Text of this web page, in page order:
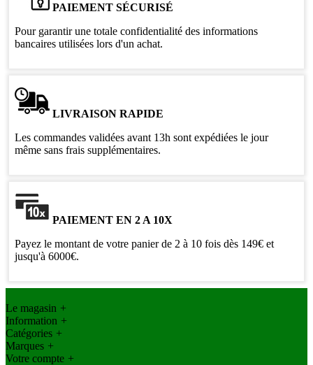
PAIEMENT SÉCURISÉ
Pour garantir une totale confidentialité des informations
bancaires utilisées lors d'un achat.
LIVRAISON RAPIDE
Les commandes validées avant 13h sont expédiées le jour
même sans frais supplémentaires.
PAIEMENT EN 2 A 10X
Payez le montant de votre panier de 2 à 10 fois dès 149€ et
jusqu'à 6000€.
Le magasin +
Information +
Catégories +
Marques +
Votre compte +